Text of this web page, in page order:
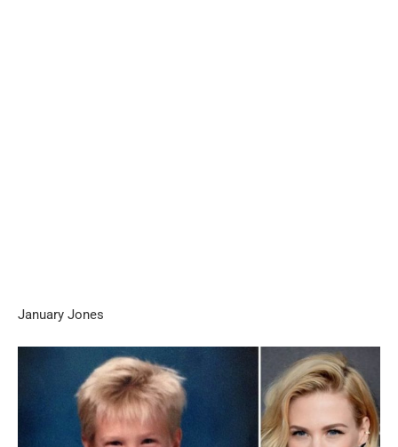
January Jones